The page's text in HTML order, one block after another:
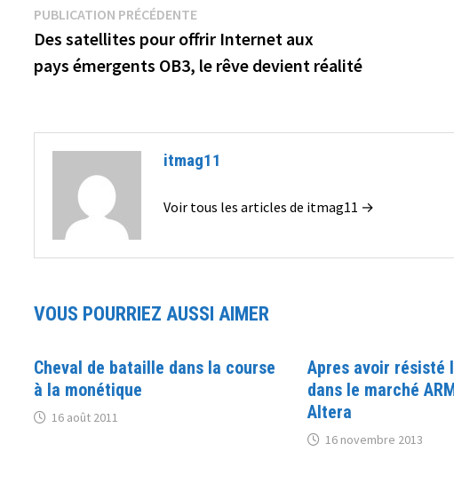
Navigation
de
l’article
PUBLICATION PRÉCÉDENTEPublication
précédente :
Des satellites pour offrir Internet aux
pays émergents OB3, le rêve devient réalité
itmag11
Voir tous les articles de itmag11 →
VOUS POURRIEZ AUSSI AIMER
Cheval de bataille dans la course
à la monétique
16 août 2011
Apres avoir résisté
dans le marché
Altera
16 novembre 2013